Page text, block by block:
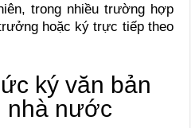
trong nhiều trường hợp
hoặc ký trực tiếp theo
ký văn bản
nhà nước